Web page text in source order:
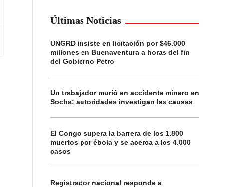
Últimas Noticias
UNGRD insiste en licitación por $46.000
millones en Buenaventura a horas del fin
del Gobierno Petro
Un trabajador murió en accidente minero en
Socha; autoridades investigan las causas
El Congo supera la barrera de los 1.800
muertos por ébola y se acerca a los 4.000
casos
Registrador nacional responde a